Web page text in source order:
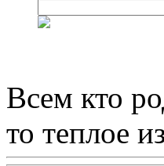
Всем кто
то теплое